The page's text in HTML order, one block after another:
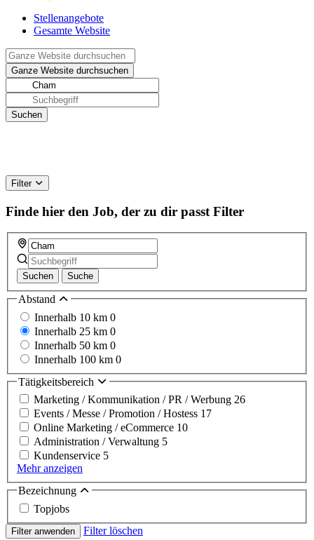
Stellenangebote
Gesamte Website
Filter
Finde hier den Job, der zu dir passt Filter
Suchen Suche
Abstand
Innerhalb 10 km 0
Innerhalb 25 km 0
Innerhalb 50 km 0
Innerhalb 100 km 0
Tätigkeitsbereich
Marketing / Kommunikation / PR / Werbung 26
Events / Messe / Promotion / Hostess 17
Online Marketing / eCommerce 10
Administration / Verwaltung 5
Kundenservice 5
Mehr anzeigen
Bezeichnung
Topjobs
Filter anwenden Filter löschen